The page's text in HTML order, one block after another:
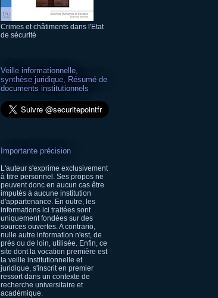
Crimes et châtiments dans l'Etat
de sécurité
Veille informationnelle,
synthèse juridique, Résumé de
documents institutionnels
Importante précision
L'auteur s'exprime exclusivement
à titre personnel. Ses propos ne
peuvent donc en aucun cas être
imputés à aucune institution
d'appartenance. En outre, les
informations ici traitées sont
uniquement fondées sur des
sources ouvertes. A contrario,
nulle autre information n'est, de
près ou de loin, utilisée. Enfin, ce
site dont la vocation première est
la veille institutionnelle et
juridique, s'inscrit en premier
ressort dans un contexte de
recherche universitaire et
académique.